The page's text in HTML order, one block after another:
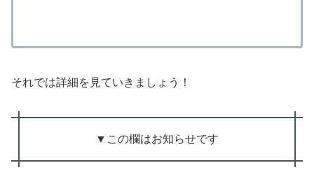
それでは詳細を見ていきましょう！
▼この欄はお知らせです